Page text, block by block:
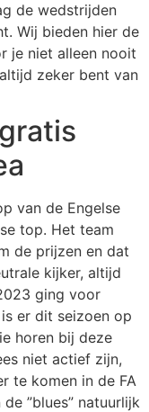
de wedstrijden
Wij bieden hier de
je niet alleen nooit
zeker bent van
van de Engelse
top. Het team
de prijzen en dat
kijker, altijd
ging voor
er dit seizoen op
horen bij deze
niet actief zijn,
te komen in de FA
”blues” natuurlijk